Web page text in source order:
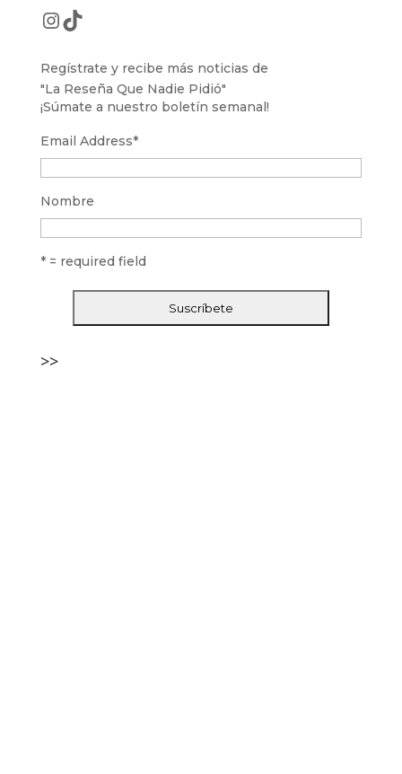
Instagram
TikTok
Regístrate y recibe más noticias de
"La Reseña Que Nadie Pidió"
¡Súmate a nuestro boletín semanal!
Email Address*
Nombre
* = required field
>>